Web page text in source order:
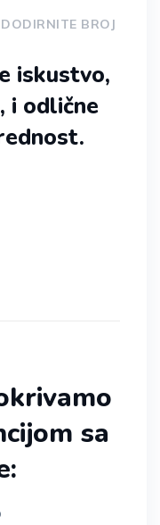
BROJ
iskustvo,
i odlične
sa